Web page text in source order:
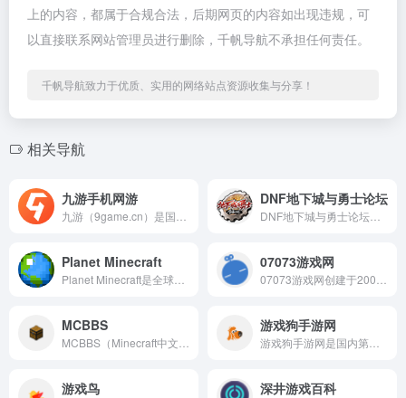
上的内容，都属于合规合法，后期网页的内容如出现违规，可
以直接联系网站管理员进行删除，千帆导航不承担任何责任。
千帆导航致力于优质、实用的网络站点资源收集与分享！
相关导航
九游手机网游 DNF地下城与勇士论坛
Planet Minecraft 07073游戏网
MCBBS 游戏狗手游网
游戏鸟 深井游戏百科